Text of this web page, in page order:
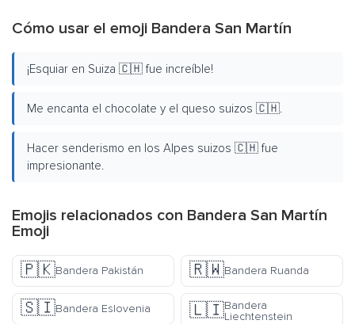
Cómo usar el emoji Bandera San Martín
¡Esquiar en Suiza 🇨🇭 fue increíble!
Me encanta el chocolate y el queso suizos 🇨🇭.
Hacer senderismo en los Alpes suizos 🇨🇭 fue
impresionante.
Emojis relacionados con Bandera San Martín
Emoji
🇵🇰Bandera Pakistán 🇷🇼Bandera Ruanda
🇸🇮Bandera Eslovenia 🇱🇮Bandera
Liechtenstein